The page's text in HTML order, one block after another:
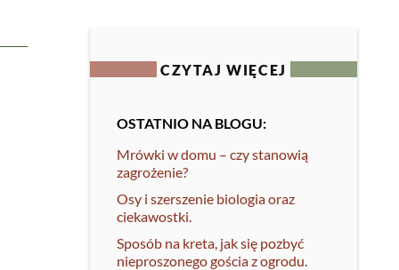
CZYTAJ WIĘCEJ
OSTATNIO NA BLOGU:
Mrówki w domu – czy stanowią
zagrożenie?
Osy i szerszenie biologia oraz
ciekawostki.
Sposób na kreta, jak się pozbyć
nieproszonego gościa z ogrodu.